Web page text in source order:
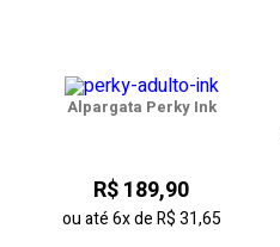
Alpargata Perky Ink
R$ 189,90
ou até6xdeR$ 31,65